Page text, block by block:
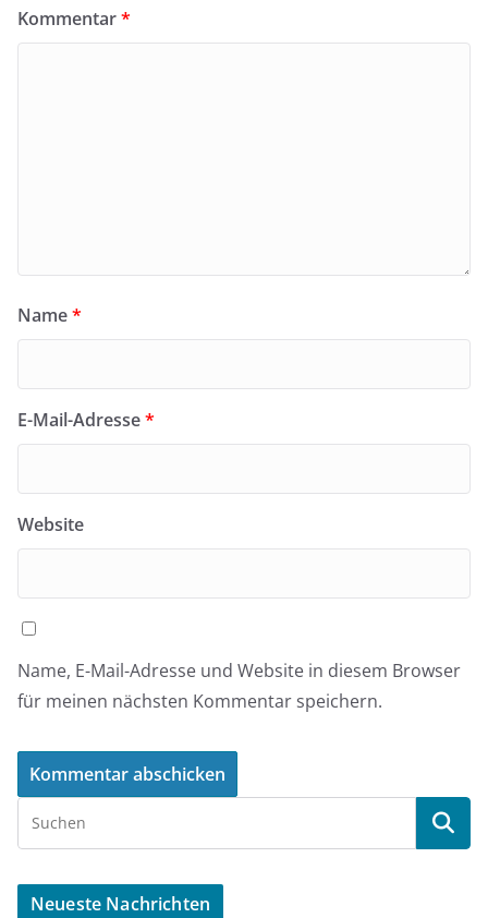
Kommentar*
Name*
E-Mail-Adresse*
Website
Name, E-Mail-Adresse und Website in diesem Browser
für meinen nächsten Kommentar speichern.
Neueste Nachrichten